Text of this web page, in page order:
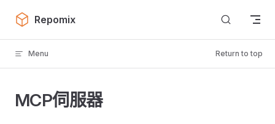
Skip to content
Repomix
Menu Return to top
MCP伺服器